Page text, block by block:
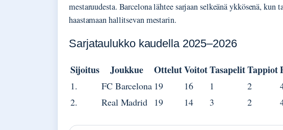
mestaruudesta. Barcelona lähtee sarjaan selkeänä ykkösenä, kun
haastamaan hallitsevan mestarin.
Sarjataulukko kaudella 2025–2026
Sijoitus Joukkue OttelutVoitotTasapelitTappiot
1. FC Barcelona 19 16 1 2
2.
Real Madrid 19 14 3 2